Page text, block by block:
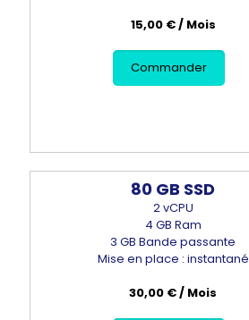
15,00 € / Mois
Commander
80 GB SSD
2 vCPU
4 GB Ram
3 GB Bande passante
Mise en place : instantané
30,00 € / Mois